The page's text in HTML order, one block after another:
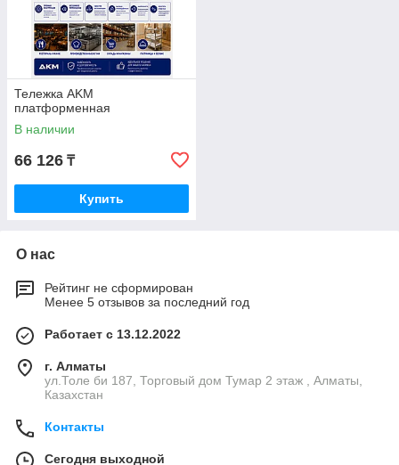
Тележка AKM
платформенная
В наличии
66 126 ₸
Купить
О нас
Рейтинг не сформирован
Менее 5 отзывов за последний год
Работает с 13.12.2022
г. Алматы
ул.Толе би 187, Торговый дом Тумар 2 этаж , Алматы,
Казахстан
Контакты
Сегодня выходной